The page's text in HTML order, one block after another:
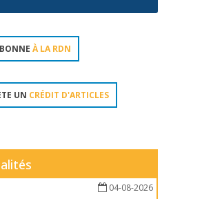
À LA RDN
UN CRÉDIT D'ARTICLES
04-08-2026